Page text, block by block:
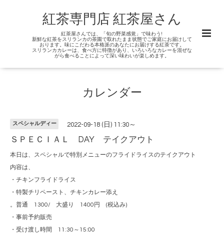
紅茶専門店 紅茶屋さん
紅茶屋さんでは、「旬の野菜感覚」で味わう!
新鮮な紅茶をスリランカの茶園で取れたまま状態でご家庭にお届けして
おります。味にこだわる本格派のあなたにお届けする紅茶です。
スリランカカレーは、食べ方に特徴があり、いろいろなカレーを混ぜな
がら食べることによって深い味わいが楽しめます。
カレンダー
スペシャルディー 2022-09-18 (日) 11:30～
ＳＰＥＣＩＡＬ DAY テイクアウト
本日は、スペシャルで特別メニューのフライドライスのテイクアウト
内容は、
・チキンフライドライス
・特製チリペースト、チキンカレー添え
。普通 1300/ 大盛り 1400円 (税込み)
・事前予約販売
・受け渡し時間 11:30～15:00